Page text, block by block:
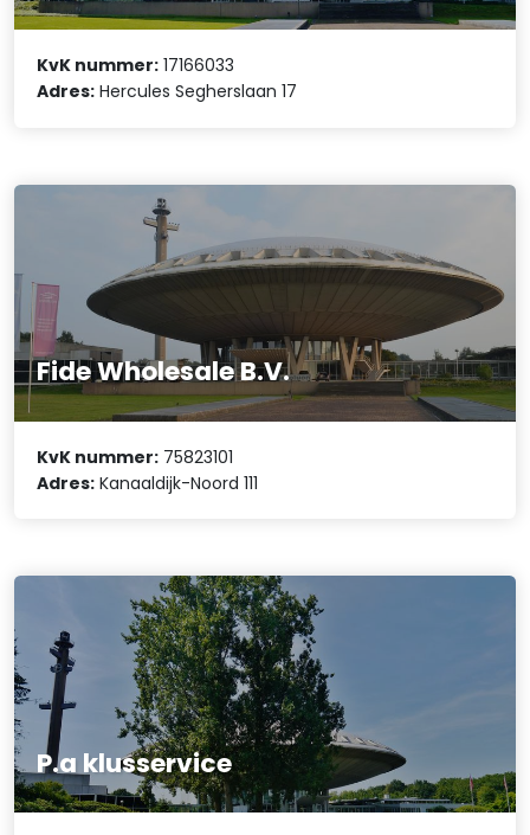
KvK nummer: 17166033
Adres: Hercules Segherslaan 17
Fide Wholesale B.V.
KvK nummer: 75823101
Adres: Kanaaldijk-Noord 111
P.a klusservice